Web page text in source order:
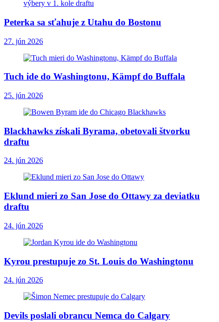
Peterka sa sťahuje z Utahu do Bostonu
27. jún 2026
Tuch ide do Washingtonu, Kämpf do Buffala
25. jún 2026
Blackhawks získali Byrama, obetovali štvorku
draftu
24. jún 2026
Eklund mieri zo San Jose do Ottawy za deviatku
draftu
24. jún 2026
Kyrou prestupuje zo St. Louis do Washingtonu
24. jún 2026
Devils poslali obrancu Nemca do Calgary